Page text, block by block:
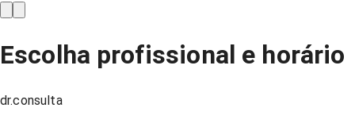
Escolha profissional e horário
dr.consulta